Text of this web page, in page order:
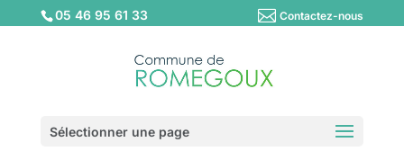
05 46 95 61 33 Contactez-nous
Sélectionner une page